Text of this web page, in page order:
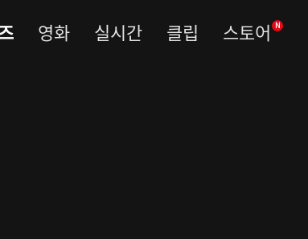
영화 실시간 클립 스토어 N